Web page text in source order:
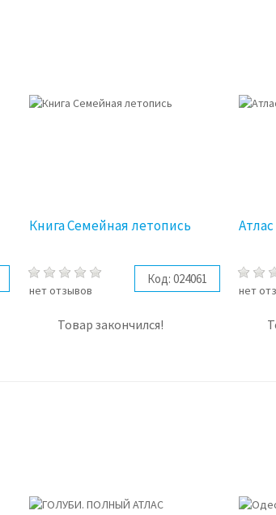
Книга Семейная летопись
нет отзывов
Код: 024061
Товар закончился!
нет